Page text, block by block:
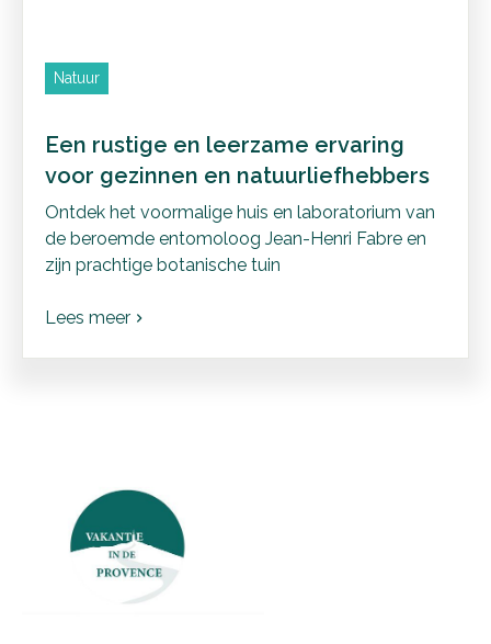
Natuur
Een rustige en leerzame ervaring
voor gezinnen en natuurliefhebbers
Ontdek het voormalige huis en laboratorium van
de beroemde entomoloog Jean-Henri Fabre en
zijn prachtige botanische tuin
Lees meer chevron_right